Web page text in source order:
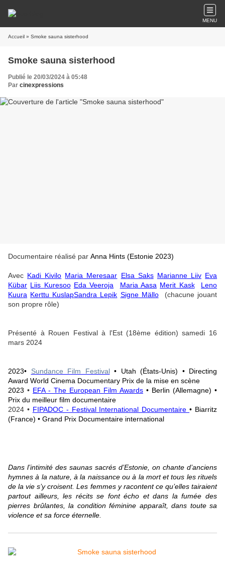
MENU
Accueil » Smoke sauna sisterhood
Smoke sauna sisterhood
Publié le 20/03/2024 à 05:48
Par cinexpressions
Documentaire réalisé par Anna Hints (Estonie 2023)
Avec Kadi Kivilo Maria Meresaar Elsa Saks Marianne Liiv Eva
Kübar Liis Kuresoo Eda Veeroja Maria Aasa Merit Kask
Leno
Kuura Kerttu KuslapSandra Lepik Signe Mällo(chacune jouant
son propre rôle)
Présenté à Rouen Festival à l'Est (18ème édition) samedi 16
mars 2024
2023• Sundance Film Festival• Utah (États-Unis) • Directing
Award World Cinema Documentary Prix de la mise en scène
2023 • EFA - The European Film Awards • Berlin (Allemagne) •
Prix du meilleur film documentaire
2024 • FIPADOC - Festival International Documentaire• Biarritz
(France) • Grand Prix Documentaire international
Dans l’intimité des saunas sacrés d’Estonie, on chante d’anciens
hymnes à la nature, à la naissance ou à la mort et tous les rituels
de la vie s’y croisent. Les femmes y racontent ce qu’elles tairaient
partout ailleurs, les récits se font écho et dans la fumée des
pierres brûlantes, la condition féminine apparaît, dans toute sa
violence et sa force éternelle.